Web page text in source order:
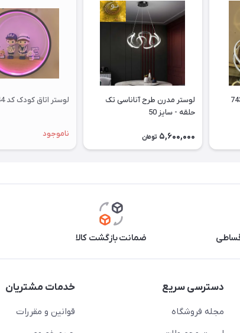
اسپرت کد 743
لوستر مدرن طرح آناناسی تک
حلقه - سایز 50
5,600,000 تومان
لوستر اتاق کودک کد 644
ناموجود
ضمانت بازگشت کالا
دسترسی سریع
مجله فروشگاه
خدمات مشتریان
قوانین و مقررات